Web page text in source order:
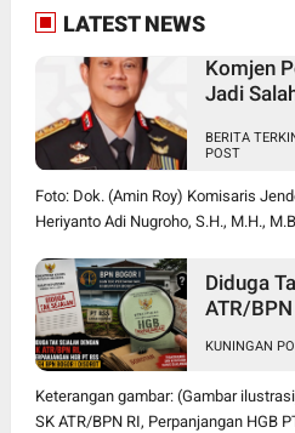
LATEST NEWS
Komjen
Jadi
Calon
BERITA
POST
Foto: Dok. (Amin Roy) Komisaris
Heriyanto Adi Nugroho, S.H., M.H.,
Diduga
ATR/
Disorot
KUNINGAN
Keterangan gambar: (Gambar
SK ATR/BPN RI, Perpanjangan HGB